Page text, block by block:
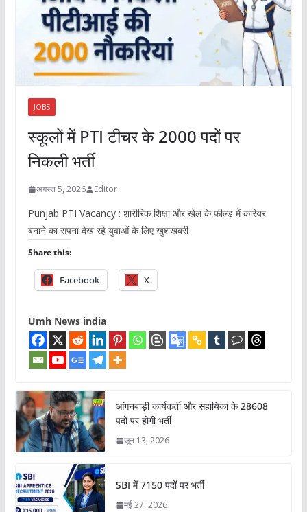
JOBS
स्कूलों में PTI टीचर के 2000 पदों पर
निकली भर्ती
अगस्त 5, 2026 Editor
Punjab PTI Vacancy : शारीरिक शिक्षा और खेल के फील्ड में करियर
बनाने का सपना देख रहे युवाओं के लिए खुशखबरी
Share this:
Facebook X
Umh News india
आंगनबाड़ी कार्यकर्ती और सहायिका के 28608
पदों पर होगी भर्ती
जून 13, 2026
SBI में 7150 पदों पर भर्ती
मई 27, 2026